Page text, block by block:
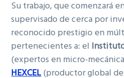
Su trabajo, que comenzará
supervisado de cerca por
reconocido prestigio en
pertenecientes a: el
(expertos en micro-
HEXCEL(productor global